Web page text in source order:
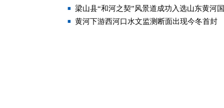
梁山县“和河之契”风景道成功入选山东黄河
黄河下游西河口水文监测断面出现今冬首封